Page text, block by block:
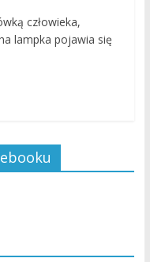
człowieka,
lampka pojawia się